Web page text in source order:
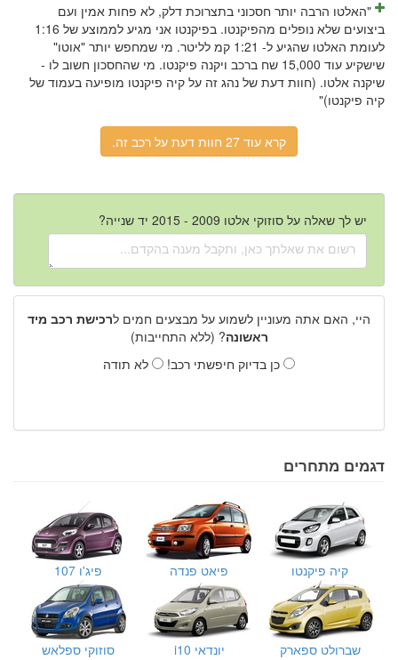
"האלטו הרבה יותר חסכוני בתצרוכת דלק, לא פחות אמין ועם
ביצועים שלא נופלים מהפיקנטו. בפיקנטו אני מגיע לממוצע של 1:16
לעומת האלטו שהגיע ל- 1:21 קמ לליטר. מי שמחפש יותר "אוטו"
שישקיע עוד 15,000 שח ברכב ויקנה פיקנטו. מי שהחסכון חשוב לו -
שיקנה אלטו. (חוות דעת של נהג זה על קיה פיקנטו מופיעה בעמוד של
קיה פיקנטו)"
קרא עוד 27 חוות דעת על רכב זה.
יש לך שאלה על סוזוקי אלטו 2009 - 2015 יד שנייה?
היי, האם אתה מעוניין לשמוע על מבצעים חמים לרכישת רכב מיד
ראשונה? (ללא התחייבות)
כן בדיוק חיפשתי רכב!
לא תודה
דגמים מתחרים
קיה פיקנטו פיאט פנדה פיג'ו 107
שברולט ספארק יונדאי i10 סוזוקי ספלאש